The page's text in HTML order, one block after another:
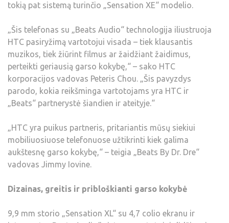
tokią pat sistemą turinčio „Sensation XE“ modelio.
„Šis telefonas su „Beats Audio“ technologija iliustruoja
HTC pasiryžimą vartotojui visada – tiek klausantis
muzikos, tiek žiūrint filmus ar žaidžiant žaidimus,
perteikti geriausią garso kokybę,“ – sako HTC
korporacijos vadovas Peteris Chou. „Šis pavyzdys
parodo, kokia reikšminga vartotojams yra HTC ir
„Beats“ partnerystė šiandien ir ateityje.“
„HTC yra puikus partneris, pritariantis mūsų siekiui
mobiliuosiuose telefonuose užtikrinti kiek galima
aukštesnę garso kokybę,“ – teigia „Beats By Dr. Dre“
vadovas Jimmy Iovine.
Dizainas, greitis ir pribloškianti garso kokybė
9,9 mm storio „Sensation XL“ su 4,7 colio ekranu ir